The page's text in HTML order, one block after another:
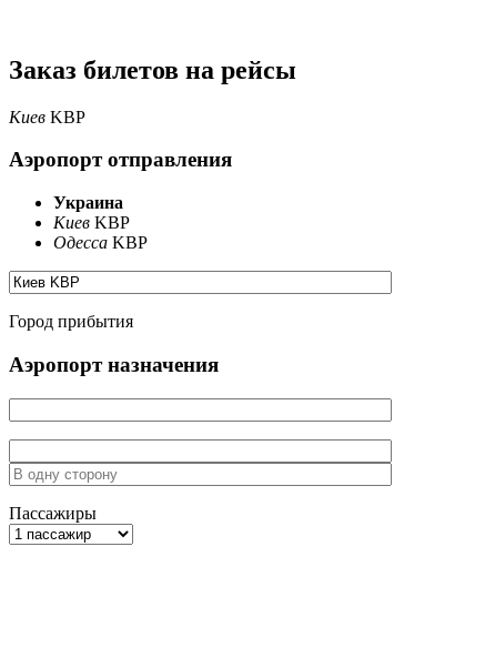
Заказ билетов на рейсы
Киев KBP
Аэропорт отправления
Украина
Киев KBP
Одесса KBP
Город прибытия
Аэропорт назначения
Пассажиры